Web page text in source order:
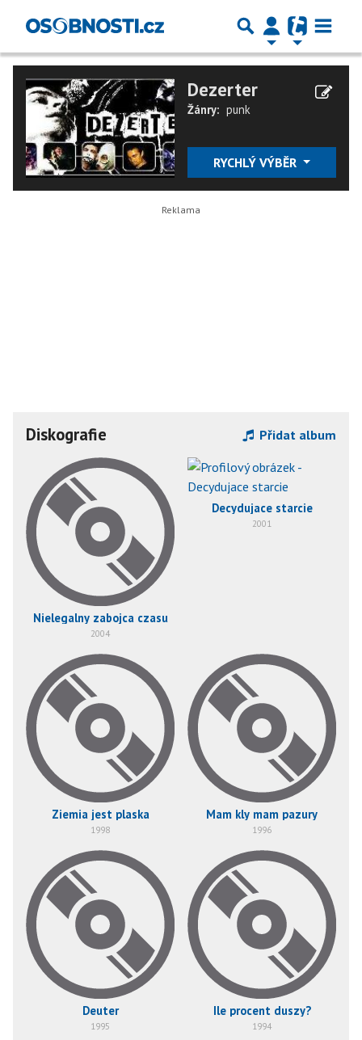
Dezerter
Žánry: punk
RYCHLÝ VÝBĚR
Diskografie Přidat album
Nielegalny zabojca czasu
2004
Decydujace starcie
2001
Ziemia jest plaska
1998
Mam kly mam pazury
1996
Deuter
1995
Ile procent duszy?
1994